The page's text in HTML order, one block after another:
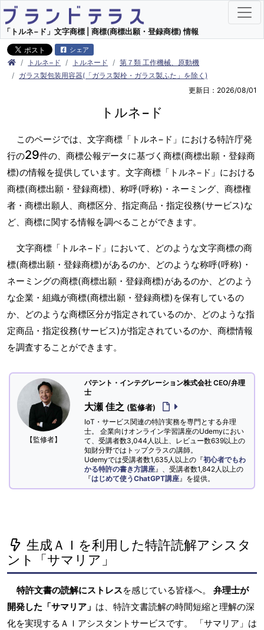
「トルネ−ド」文字商標 | 商標(商標出願・登録商標) 情報
シェア
トルネ−ド トルネード
第７類 工作機械、原動機
ガラス製包装用容器(「ガラス製栓・ガラス製ふた」を除く)
更新日：2026/08/01
トルネ−ド
このページでは、文字商標「トルネ−ド」における特許庁発
行の29件の、商標公報データに基づく商標(商標出願・登録商
標)の情報を提供しています。文字商標「トルネ−ド」における
商標(商標出願・登録商標)、称呼(呼称)・ネーミング、商標権
者・商標出願人、商標区分、指定商品・指定役務(サービス)な
ど、商標に関する情報を調べることができます。
文字商標「トルネ−ド」において、どのような文字商標の商
標(商標出願・登録商標)があるのか、どのような称呼(呼称)・
ネーミングの商標(商標出願・登録商標)があるのか、どのよう
な企業・組織が商標(商標出願・登録商標)を保有しているの
か、どのような商標区分が指定されているのか、どのような指
定商品・指定役務(サービス)が指定されているのか、商標情報
を調査することができます。
【監修者】
パテント・インテグレーション株式会社 CEO/弁理
士
大瀬 佳之 (監修者)
IoT・サービス関連の特許実務を専門とする弁理
士。 企業向けオンライン学習講座のUdemyにおい
て、受講者数3,044人以上、レビュー数639以上の
知財分野ではトップクラスの講師。
Udemyでは受講者数1,635人以上の『初心者でもわ
かる特許の書き方講座 』、受講者数1,842人以上の
『はじめて使うChatGPT講座 』を提供。
生成ＡＩを利用した特許読解アシスタ
ント「サマリア」
特許文書の読解にストレスを感じている皆様へ。 弁理士が
開発した「サマリア」 は、特許文書読解の時間短縮と理解の深
化を実現するＡＩアシスタントサービスです。 「サマリア」は